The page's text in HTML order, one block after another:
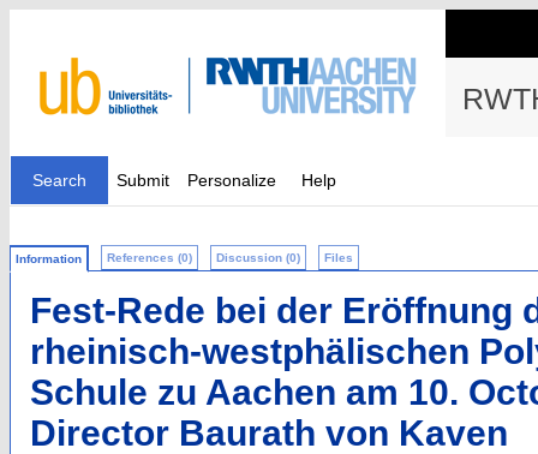
Search Submit Personalize Help
Information References (0) Discussion (0) Files
Fest-Rede bei der Eröffnung
rheinisch-westphälischen
Schule zu Aachen am 10.
Director Baurath von Kaven